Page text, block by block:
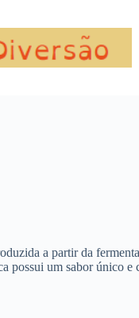
a partir da
um sabor único